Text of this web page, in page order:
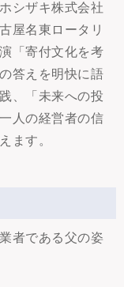
シザキ株式会社
屋名東ロータリ
「寄付文化を考
答えを明快に語
、「未来への投
人の経営者の信
ます。
者である父の姿